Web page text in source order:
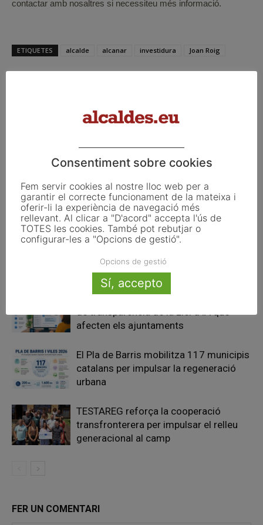
contactar amb nosaltres si necessiteu més informació.
ETIQUETES alcalde alcanar investidura Joan Roig
X Linkedin
Alerta ultra
L’ACA destina 15 milions
d’euros per a millorar el
subministrament d’aigua a
prop de 150 municipis
de transparència de la Llei d’IA que
afecten els ajuntaments
El Pla de Barris mobilitza 117 municipis
catalans per impulsar la regeneració
urbana
TESTAREG reforça la cooperació
transfronterera per impulsar el relleu
generacional al camp
FER UN COMENTARI
Consentiment sobre cookies
Fem servir cookies al nostre lloc web per a
garantir el correcte funcionament de la mateixa i
oferir-li la experiència de navegació més
rellevant. Al clicar a "D'acord" accepta l'ús de
TOTES les cookies. També pot rebutjar o
configurar-les a "Opcions de gestió".
Opcions de gestió
Sí, accepto